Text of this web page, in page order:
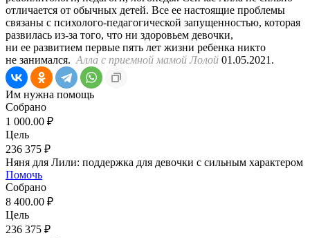
отличается от обычных детей. Все ее настоящие проблемы
связаны с психолого-педагогической запущенностью, которая
развилась из-за того, что ни здоровьем девочки,
ни ее развитием первые пять лет жизни ребенка никто
не занимался. Алла с приемной мамой Лолой 01.05.2021.
Им нужна помощь
Собрано
1 000.00 ₽
Цель
236 375 ₽
Няня для Лили: поддержка для девочки с сильным характером
Помочь
Собрано
8 400.00 ₽
Цель
236 375 ₽